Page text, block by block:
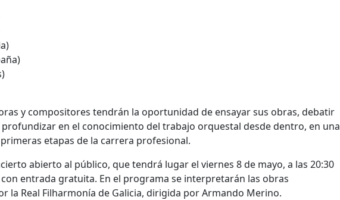
y compositores tendrán la oportunidad de ensayar sus obras, debatir
en el conocimiento del trabajo orquestal desde dentro, en una
etapas de la carrera profesional.
abierto al público, que tendrá lugar el viernes 8 de mayo, a las 20:30
entrada gratuita. En el programa se interpretarán las obras
la Real Filharmonía de Galicia, dirigida por Armando Merino.